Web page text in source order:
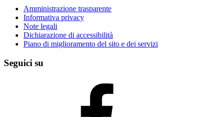
Amministrazione trasparente
Informativa privacy
Note legali
Dichiarazione di accessibilità
Piano di miglioramento del sito e dei servizi
Seguici su